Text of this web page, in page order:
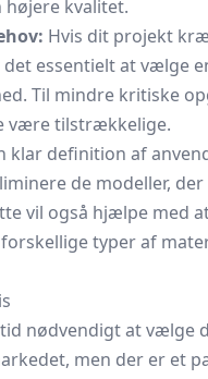
højere kvalitet.
Hvis dit projekt
essentielt at vælge
Til mindre kritiske
være tilstrækkelige.
klar definition af
de modeller,
vil også hjælpe med
typer af
nødvendigt at vælge
men der er et